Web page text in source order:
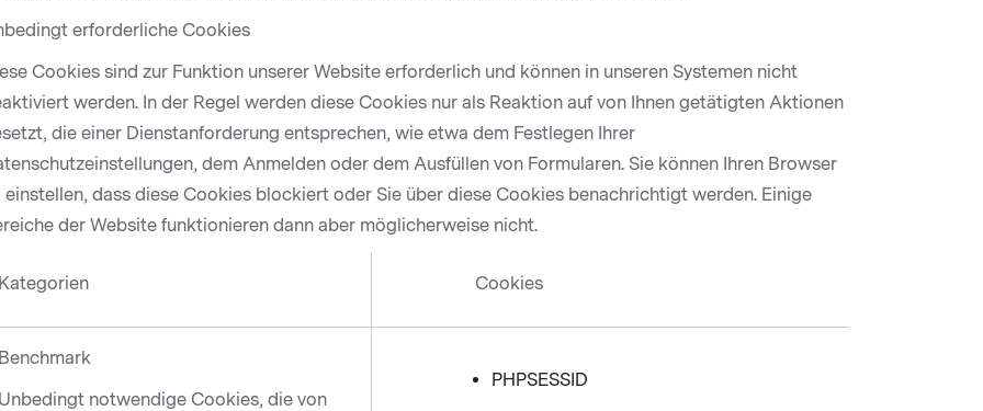
erforderliche Cookies
Cookies sind zur Funktion unserer Website erforderlich und können in unseren Systemen nicht
werden. In der Regel werden diese Cookies nur als Reaktion auf von Ihnen getätigten Aktionen
die einer Dienstanforderung entsprechen, wie etwa dem Festlegen Ihrer
dem Anmelden oder dem Ausfüllen von Formularen. Sie können Ihren Browser
einstellen, dass diese Cookies blockiert oder Sie über diese Cookies benachrichtigt werden. Einige
der Website funktionieren dann aber möglicherweise nicht.
Cookies
Kategorien
Benchmark
Unbedingt notwendige Cookies, die von
PHPSESSID